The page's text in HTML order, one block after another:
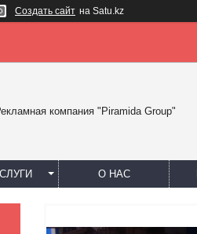
Создать сайт на Satu.kz
компания "Piramida Group"
О НАС